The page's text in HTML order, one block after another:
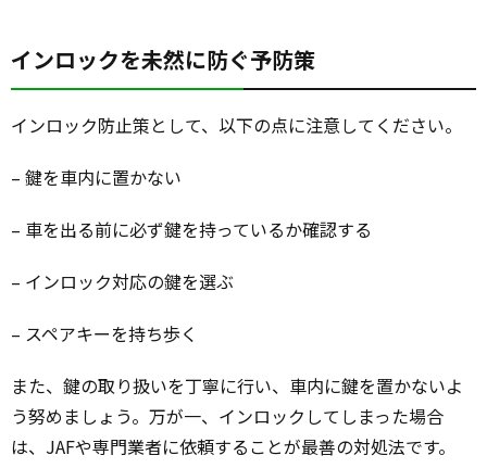
インロックを未然に防ぐ予防策
インロック防止策として、以下の点に注意してください。
– 鍵を車内に置かない
– 車を出る前に必ず鍵を持っているか確認する
– インロック対応の鍵を選ぶ
– スペアキーを持ち歩く
また、鍵の取り扱いを丁寧に行い、車内に鍵を置かないよ
う努めましょう。万が一、インロックしてしまった場合
は、JAFや専門業者に依頼することが最善の対処法です。